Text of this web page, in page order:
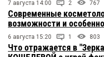
7 августа 14:00 2 767
Современные
возможности и
6 августа 15:20 1 803
Что отражается в